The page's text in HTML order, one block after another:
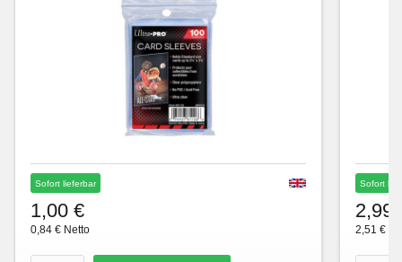
Sofort lieferbar
1,00 €
0,84 € Netto
Sofort
2,99
2,51 €